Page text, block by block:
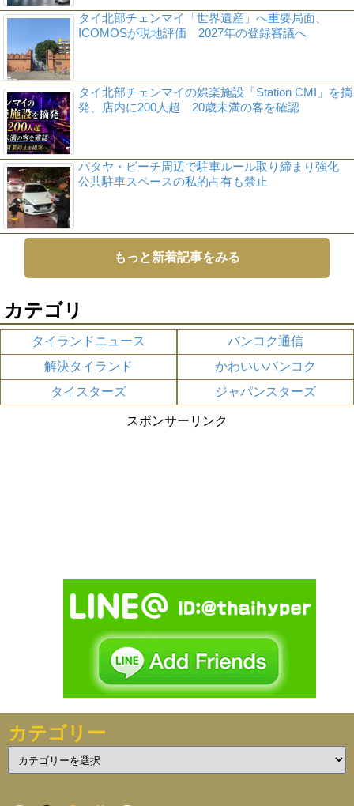
タイ北部チェンマイ「世界遺産」へ重要局面、
ICOMOSが現地評価 2027年の登録審議へ
タイ北部チェンマイの娯楽施設「Station CMI」を摘
発、店内に200人超 20歳未満の客を確認
パタヤ・ビーチ周辺で駐車ルール取り締まり強化
公共駐車スペースの私的占有も禁止
もっと新着記事をみる
カテゴリ
タイランドニュース
バンコク通信
解決タイランド
かわいいバンコク
タイスターズ
ジャパンスターズ
スポンサーリンク
カテゴリー
テ
リ